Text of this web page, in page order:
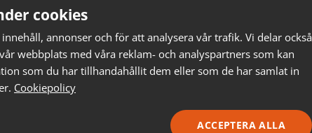
cookies
annonser och för att analysera vår trafik. Vi delar också
webbplats med våra reklam- och analyspartners som kan
som du har tillhandahållit dem eller som de har samlat in
Cookiepolicy
ACCEPTERA ALLA